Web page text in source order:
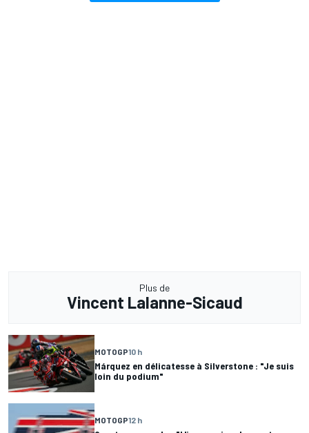
Plus de
Vincent Lalanne-Sicaud
MOTOGP10 h
Márquez en délicatesse à Silverstone : "Je suis
loin du podium"
MOTOGP12 h